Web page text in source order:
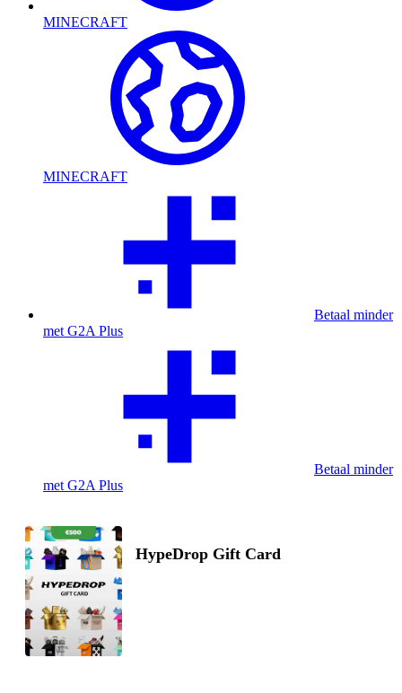
MINECRAFT
MINECRAFT
Betaal minder
met G2A Plus
Betaal minder
met G2A Plus
HypeDrop Gift Card